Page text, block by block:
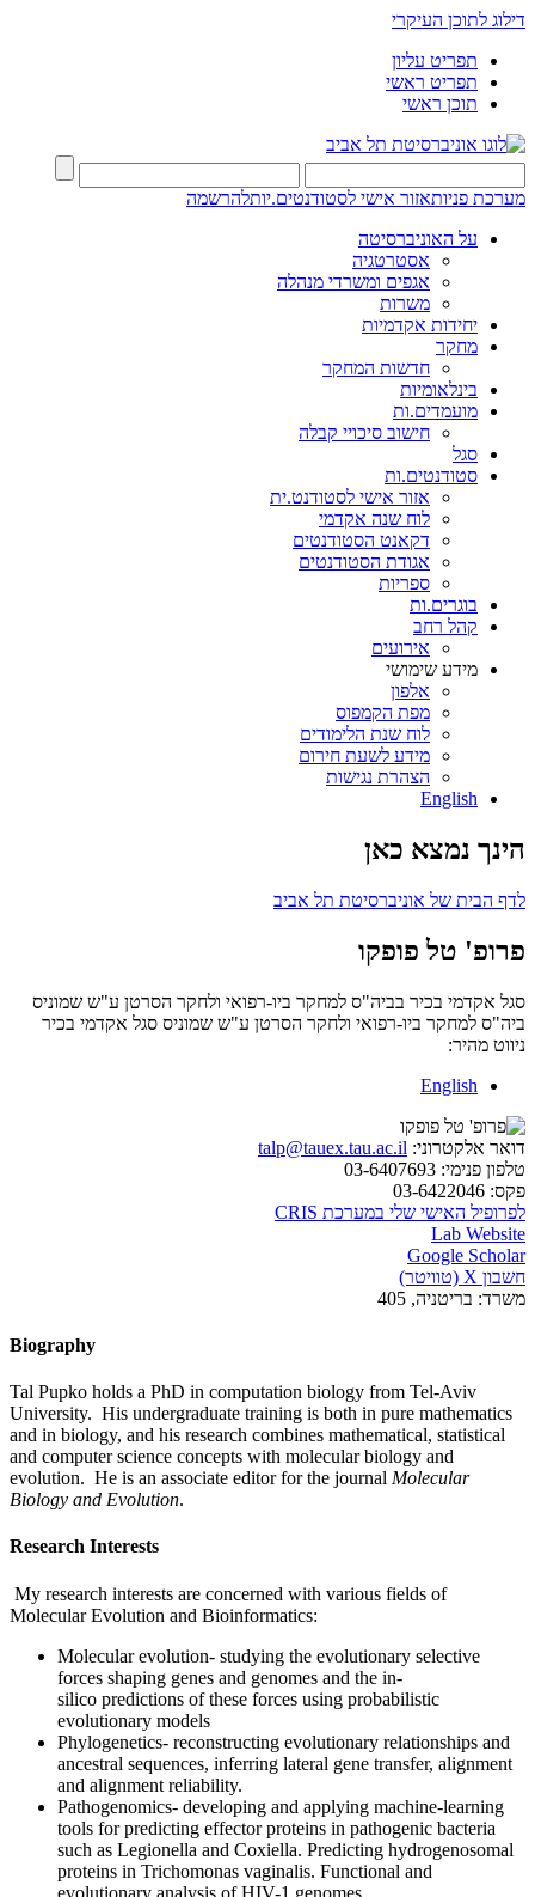
דילוג לתוכן העיקרי
תפריט עליון
תפריט ראשי
תוכן ראשי
מערכת פניותאזור אישי לסטודנטים.יותלהרשמה
על האוניברסיטה
אסטרטגיה
אגפים ומשרדי מנהלה
משרות
יחידות אקדמיות
מחקר
חדשות המחקר
בינלאומיות
מועמדים.ות
חישוב סיכויי קבלה
סגל
סטודנטים.ות
אזור אישי לסטודנט.ית
לוח שנה אקדמי
דקאנט הסטודנטים
אגודת הסטודנטים
ספריות
בוגרים.ות
קהל רחב
אירועים
מידע שימושי
אלפון
מפת הקמפוס
לוח שנת הלימודים
מידע לשעת חירום
הצהרת נגישות
English
הינך נמצא כאן
לדף הבית של אוניברסיטת תל אביב
פרופ' טל פופקו
סגל אקדמי בכיר בביה"ס למחקר ביו-רפואי ולחקר הסרטן ע"ש שמוניס
ביה"ס למחקר ביו-רפואי ולחקר הסרטן ע"ש שמוניס סגל אקדמי בכיר
ניווט מהיר:
English
דואר אלקטרוני: talp@tauex.tau.ac.il
טלפון פנימי:
פקס:
לפרופיל האישי שלי במערכת CRIS
Lab Website
Google Scholar
חשבון X (טוויטר)
משרד: בריטניה, 405
Biography
Tal Pupko holds a PhD in computation biology from Tel-Aviv
University. His undergraduate training is both in pure mathematics
and in biology, and his research combines mathematical, statistical
and computer science concepts with molecular biology and
evolution. He is an associate editor for the journal Molecular
Biology and Evolution.
Research Interests
My research interests are concerned with various fields of
Molecular Evolution and Bioinformatics:​
Molecular evolution- studying the evolutionary selective
forces shaping genes and genomes and the in-
silico predictions of these forces using probabilistic
evolutionary models
Phylogenetics- reconstructing evolutionary relationships and
ancestral sequences, inferring lateral gene transfer, alignment
and alignment reliability.
Pathogenomics- developing and applying machine-learning
tools for predicting effector proteins in pathogenic bacteria
such as Legionella and Coxiella. Predicting hydrogenosomal
proteins in Trichomonas vaginalis. Functional and
evolutionary analysis of HIV-1 genomes.